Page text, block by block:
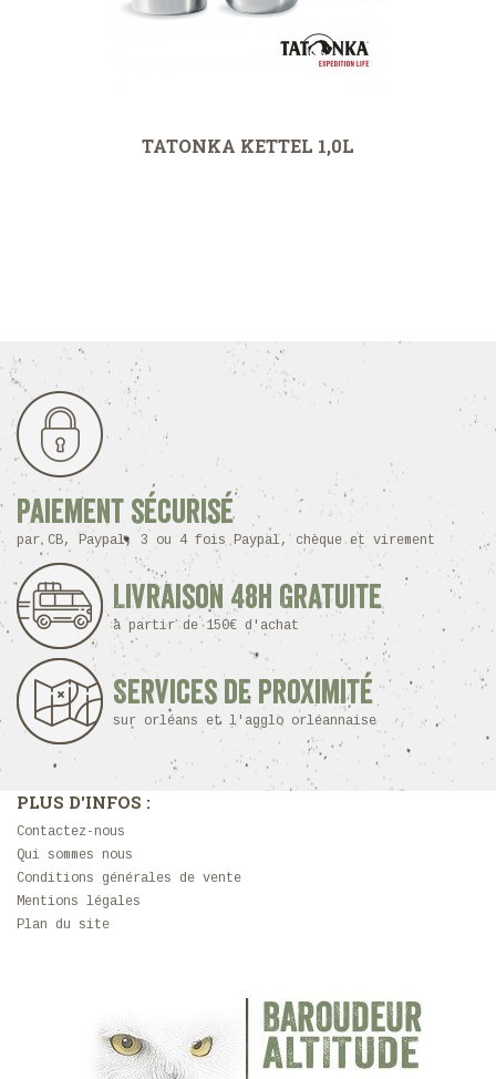
TATONKA KETTEL 1,0L
Paiement sécurisé
par CB, Paypal, 3 ou 4 fois Paypal, chèque et virement
Livraison 48h Gratuite
à partir de 150€ d'achat
Services de proximité
sur orléans et l'agglo orléannaise
PLUS D'INFOS :
Contactez-nous
Qui sommes nous
Conditions générales de vente
Mentions légales
Plan du site